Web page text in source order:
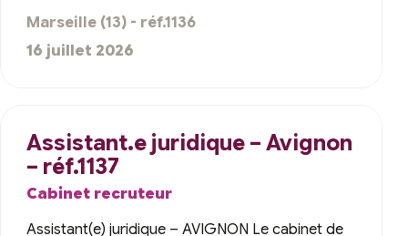
Marseille (13) - réf.1136
16 juillet 2026
Assistant.e juridique – Avignon
– réf.1137
Cabinet recruteur
Assistant(e) juridique – AVIGNON Le cabinet de